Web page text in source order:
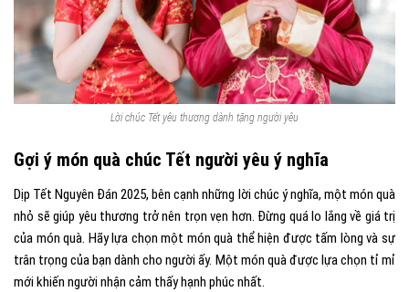
Lời chúc Tết yêu thương dành tặng người yêu
Gợi ý món quà chúc Tết người yêu ý nghĩa
Dịp Tết Nguyên Đán 2025, bên cạnh những lời chúc ý nghĩa, một món quà
nhỏ sẽ giúp yêu thương trở nên trọn vẹn hơn. Đừng quá lo lắng về giá trị
của món quà. Hãy lựa chọn một món quà thể hiện được tấm lòng và sự
trân trọng của bạn dành cho người ấy. Một món quà được lựa chọn tỉ mỉ
mới khiến người nhận cảm thấy hạnh phúc nhất.